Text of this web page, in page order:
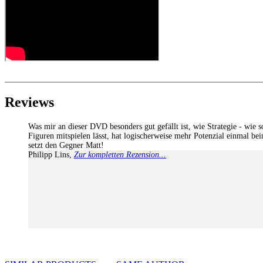
Reviews
Was mir an dieser DVD besonders gut gefällt ist, wie Strategie - wie
Figuren mitspielen lässt, hat logischerweise mehr Potenzial einmal
setzt den Gegner Matt!
Philipp Lins Zur kompletten Rezension...